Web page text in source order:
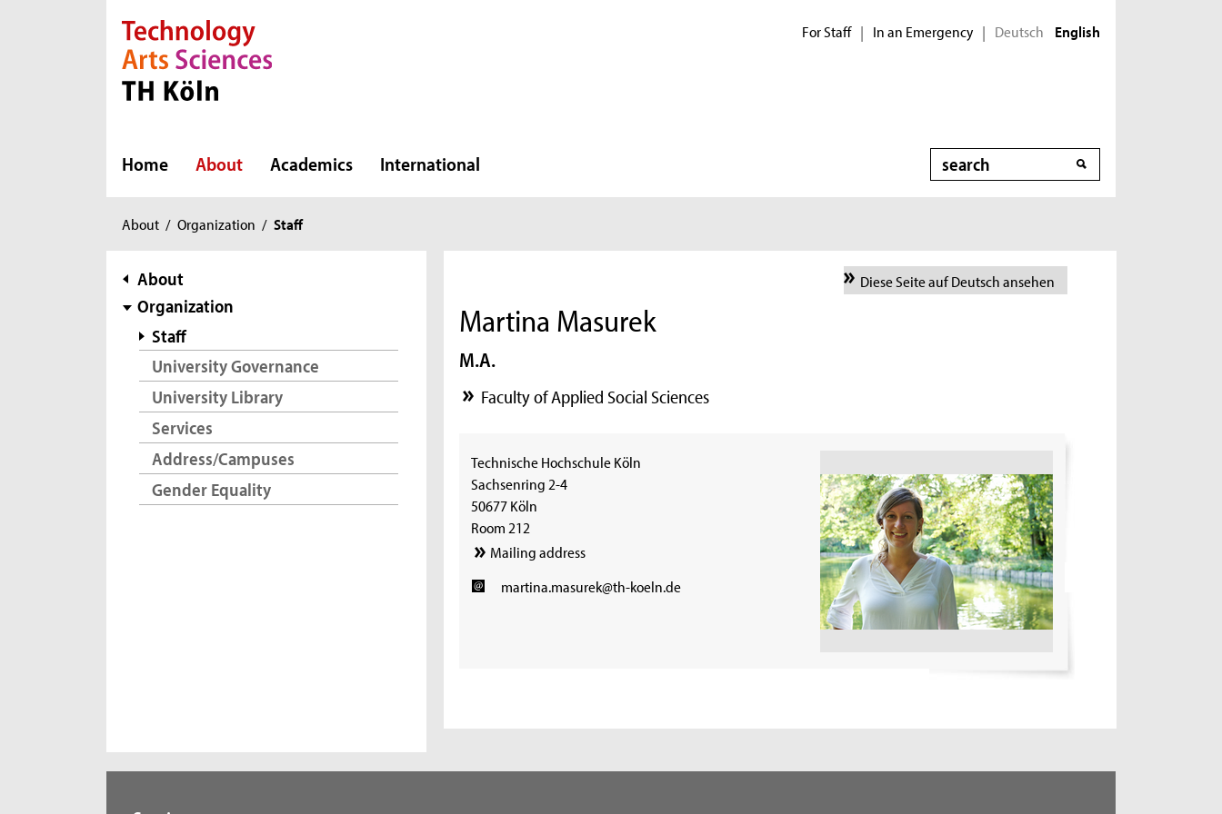
Direkt zur Hauptnavigation
Direkt zur Subnavigation
Direkt zum Inhalt
Direkt zum Fußbereich For Staff | In an Emergency | Deutsch English
Home About Academics International Search
You
here:
About / Organization / Staff
subnavigation
About
Organization
Staff
University Governance
University Library
Services
Address/Campuses
Gender Equality
Diese Seite auf Deutsch ansehen
Martina Masurek
M.A.
Faculty of Applied Social Sciences
Technische Hochschule Köln
Sachsenring 2-4
50677 Köln
Room 212
Mailing address
martina.masurek@th-koeln.de